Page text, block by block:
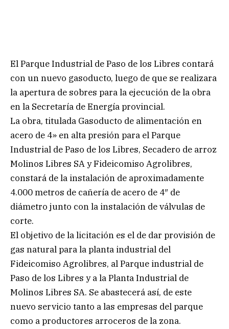
El Parque Industrial de Paso de los Libres contará
con un nuevo gasoducto, luego de que se realizara
la apertura de sobres para la ejecución de la obra
en la Secretaría de Energía provincial.
La obra, titulada Gasoducto de alimentación en
acero de 4» en alta presión para el Parque
Industrial de Paso de los Libres, Secadero de arroz
Molinos Libres SA y Fideicomiso Agrolibres,
constará de la instalación de aproximadamente
4.000 metros de cañería de acero de 4″ de
diámetro junto con la instalación de válvulas de
corte.
El objetivo de la licitación es el de dar provisión de
gas natural para la planta industrial del
Fideicomiso Agrolibres, al Parque industrial de
Paso de los Libres y a la Planta Industrial de
Molinos Libres SA. Se abastecerá así, de este
nuevo servicio tanto a las empresas del parque
como a productores arroceros de la zona.